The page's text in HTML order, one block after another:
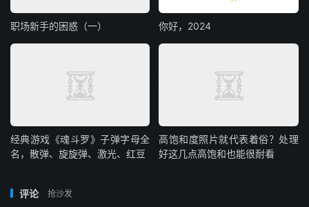
职场新手的困惑（一） 你好，2024
经典游戏《魂斗罗》子弹字母全
名，散弹、旋旋弹、激光、红豆
高饱和度照片就代表着俗？处理
好这几点高饱和也能很耐看
评论 抢沙发